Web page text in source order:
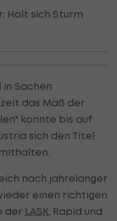
Holt sich Sturm
in Sachen
das Maß der
konnte bis auf
sich den Titel
nach jahrelanger
einen richtigen
der LASK, Rapid und